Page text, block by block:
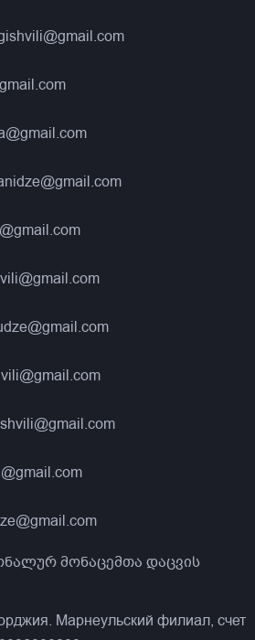
მონაცემთა დაცვის
Марнеульский филиал, счет